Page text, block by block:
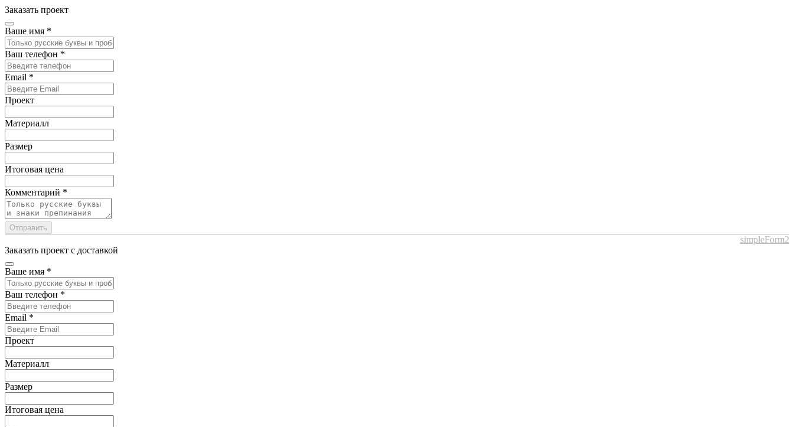
Заказать проект
Ваше имя *
Ваш телефон *
Email *
Проект
Материалл
Размер
Итоговая цена
Комментарий *
Отправить
simpleForm2
Заказать проект с доставкой
Ваше имя *
Ваш телефон *
Email *
Проект
Материалл
Размер
Итоговая цена